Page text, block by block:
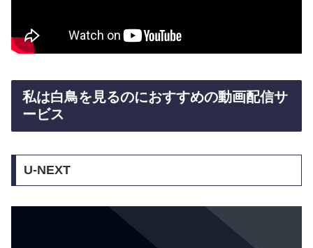
私は白鳥を見るのにおすすめの動画配信サ
ービス
U-NEXT